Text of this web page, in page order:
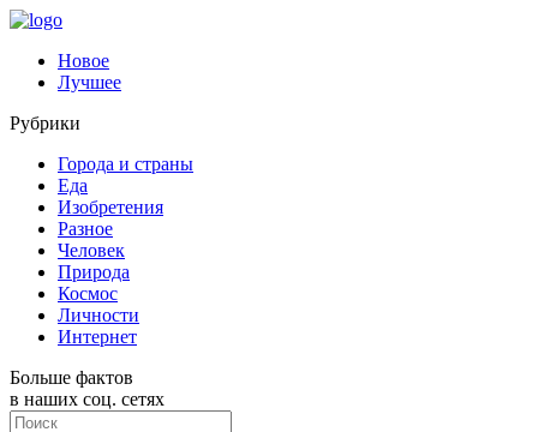
Новое
Лучшее
Рубрики
Города и страны
Еда
Изобретения
Разное
Человек
Природа
Космос
Личности
Интернет
Больше фактов
в наших соц. сетях